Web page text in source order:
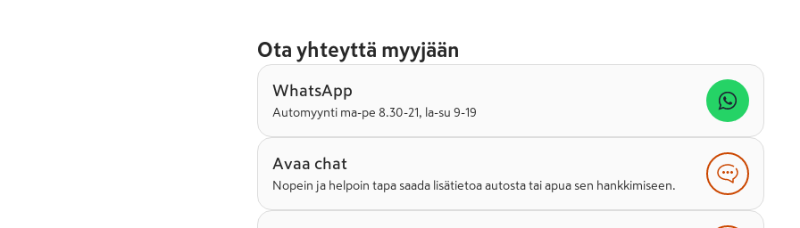
Ota yhteyttä myyjään
WhatsApp
Automyynti ma-pe 8.30-21, la-su 9-19
Avaa chat
Nopein ja helpoin tapa saada lisätietoa autosta tai apua sen hankkimiseen.